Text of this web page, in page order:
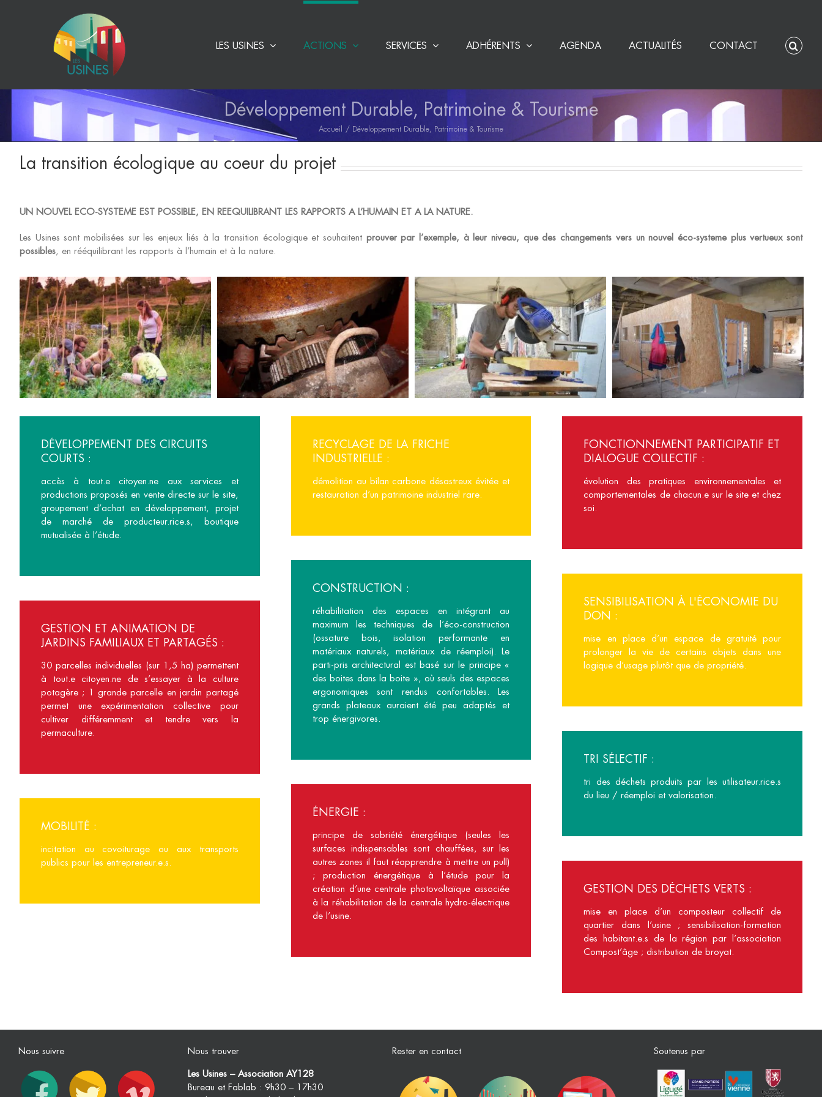
LES USINES ACTIONS SERVICES ADHÉRENTS AGENDA ACTUALITÉS CONTACT
Développement Durable, Patrimoine & Tourisme
Accueil Développement Durable, Patrimoine & Tourisme
La transition écologique au coeur du projet
UN NOUVEL ECO-SYSTEME EST POSSIBLE, EN REEQUILIBRANT LES RAPPORTS A L’HUMAIN ET A LA NATURE.
Les Usines sont mobilisées sur les enjeux liés à la transition écologique et souhaitent prouver par l’exemple, à leur niveau, que des changements vers un nouvel éco-systeme plus vertueux sont
possibles, en rééquilibrant les rapports à l’humain et à la nature.
DÉVELOPPEMENT DES CIRCUITS
COURTS :
accès à tout.e citoyen.ne aux services et
productions proposés en vente directe sur le site,
groupement d’achat en développement, projet
de marché de producteur.rice.s, boutique
mutualisée à l’étude.
GESTION ET ANIMATION DE
JARDINS FAMILIAUX ET PARTAGÉS :
30 parcelles individuelles (sur 1,5 ha) permettent
à tout.e citoyen.ne de s’essayer à la culture
potagère ; 1 grande parcelle en jardin partagé
permet une expérimentation collective pour
cultiver différemment et tendre vers la
permaculture.
MOBILITÉ :
incitation au covoiturage ou aux transports
publics pour les entrepreneur.e.s.
RECYCLAGE DE LA FRICHE
INDUSTRIELLE :
démolition au bilan carbone désastreux évitée et
restauration d’un patrimoine industriel rare.
CONSTRUCTION :
réhabilitation des espaces en intégrant au
maximum les techniques de l’éco-construction
(ossature bois, isolation performante en
matériaux naturels, matériaux de réemploi). Le
parti-pris architectural est basé sur le principe «
des boites dans la boite », où seuls des espaces
ergonomiques sont rendus confortables. Les
grands plateaux auraient été peu adaptés et
trop énergivores.
ÉNERGIE :
principe de sobriété énergétique (seules les
surfaces indispensables sont chauffées, sur les
autres zones il faut réapprendre à mettre un pull)
; production énergétique à l’étude pour la
création d’une centrale photovoltaïque associée
à la réhabilitation de la centrale hydro-électrique
de l’usine.
FONCTIONNEMENT PARTICIPATIF ET
DIALOGUE COLLECTIF :
évolution des pratiques environnementales et
comportementales de chacun.e sur le site et chez
soi.
SENSIBILISATION À L'ÉCONOMIE DU
DON :
mise en place d’un espace de gratuité pour
prolonger la vie de certains objets dans une
logique d’usage plutôt que de propriété.
TRI SÉLECTIF :
tri des déchets produits par les utilisateur.rice.s
du lieu / réemploi et valorisation.
GESTION DES DÉCHETS VERTS :
mise en place d’un composteur collectif de
quartier dans l’usine ; sensibilisation-formation
des habitant.e.s de la région par l’association
Compost’âge ; distribution de broyat.
Nous suivre Nous trouver
Les Usines – Association AY128
Bureau et Fablab : 9h30 – 17h30
Rester en contact Soutenus par